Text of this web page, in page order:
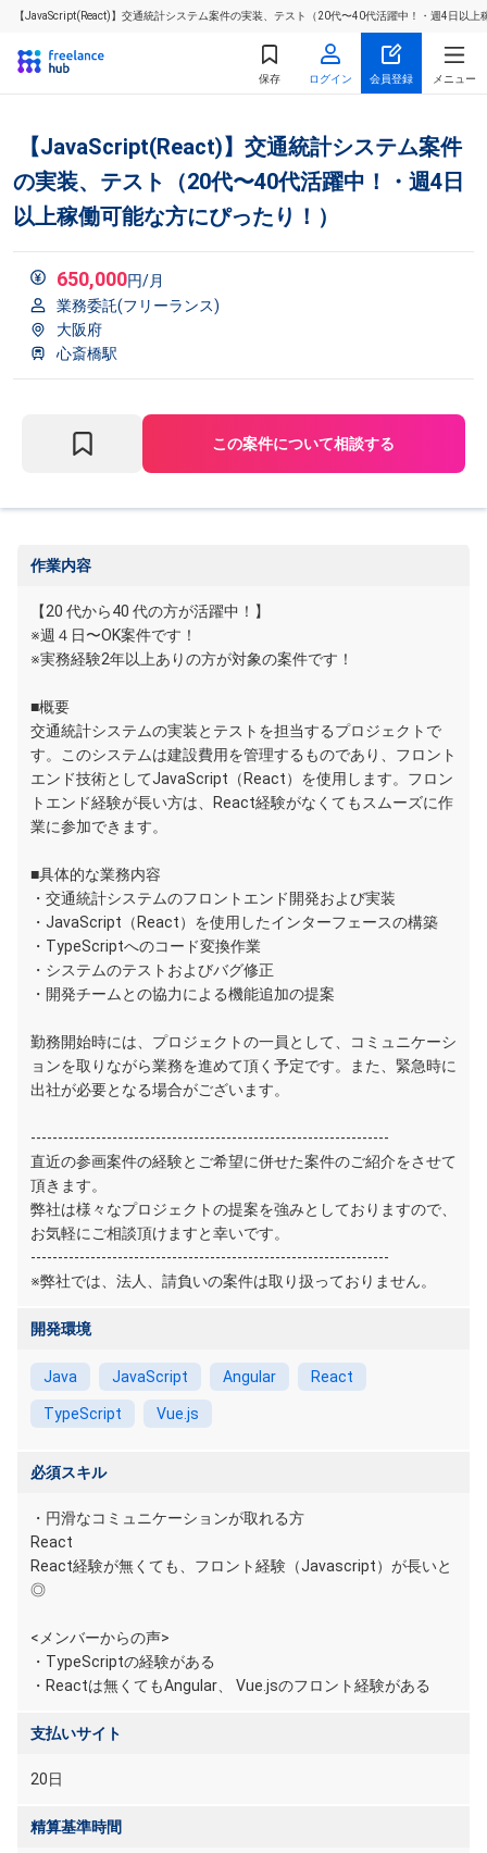
【JavaScript(React)】交通統計システム案件の実装、テスト（20代〜40代活躍中！・週4日以
保存 ログイン 会員登録 メニュー
【JavaScript(React)】交通統計システム案件
の実装、テスト（20代〜40代活躍中！・週4日
以上稼働可能な方にぴったり！）
650,000円/月
業務委託(フリーランス)
大阪府
心斎橋駅
この案件について相談する
作業内容
【20 代から40 代の方が活躍中！】
※週４日〜OK案件です！
※実務経験2年以上ありの方が対象の案件です！
■概要
交通統計システムの実装とテストを担当するプロジェクトで
す。このシステムは建設費用を管理するものであり、フロント
エンド技術としてJavaScript（React）を使用します。フロン
トエンド経験が長い方は、React経験がなくてもスムーズに作
業に参加できます。
■具体的な業務内容
・交通統計システムのフロントエンド開発および実装
・JavaScript（React）を使用したインターフェースの構築
・TypeScriptへのコード変換作業
・システムのテストおよびバグ修正
・開発チームとの協力による機能追加の提案
勤務開始時には、プロジェクトの一員として、コミュニケーシ
ョンを取りながら業務を進めて頂く予定です。また、緊急時に
出社が必要となる場合がございます。
------------------------------------------------------------------
直近の参画案件の経験とご希望に併せた案件のご紹介をさせて
頂きます。
弊社は様々なプロジェクトの提案を強みとしておりますので、
お気軽にご相談頂けますと幸いです。
------------------------------------------------------------------
※弊社では、法人、請負いの案件は取り扱っておりません。
開発環境
Java JavaScript Angular React
TypeScript Vue.js
必須スキル
・円滑なコミュニケーションが取れる方
React
React経験が無くても、フロント経験（Javascript）が長いと
◎
<メンバーからの声>
・TypeScriptの経験がある
・Reactは無くてもAngular、 Vue.jsのフロント経験がある
支払いサイト
20日
精算基準時間